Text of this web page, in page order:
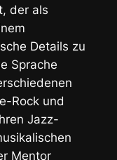
der als
Details zu
Sprache
Rock und
Jazz-
Mentor